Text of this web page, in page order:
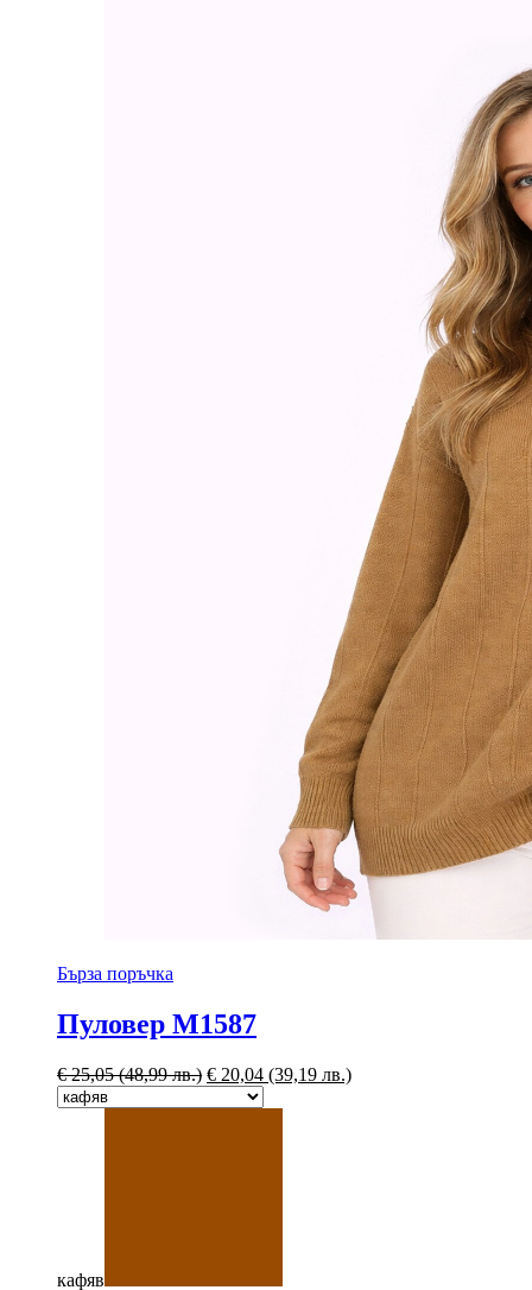
Бърза поръчка
Пуловер M1587
€25,05(48,99 лв.) € 20,04 (39,19 лв.)
кафяв